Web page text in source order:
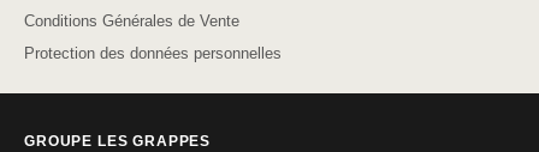
Conditions Générales de Vente
Protection des données personnelles
GROUPE LES GRAPPES